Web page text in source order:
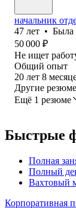
начальник
47 лет • Была
50 000 ₽
Не ищет
Общий опыт
20 лет 8
Другие резюме
Ещё 1 резюме
Быстрые
Полная
Полный
Вахтовый
Корпоративная